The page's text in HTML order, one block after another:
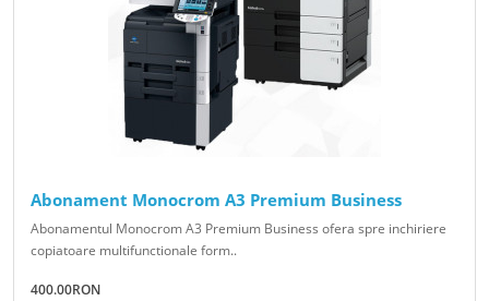
Abonament Monocrom A3 Premium Business
Abonamentul Monocrom A3 Premium Business ofera spre inchiriere
copiatoare multifunctionale form..
400.00RON